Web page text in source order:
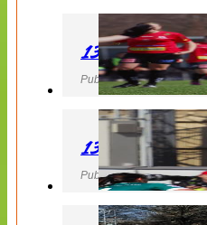
130427 LB 07
Publicerad 27 April
130427 IF
Publicerad 27 April